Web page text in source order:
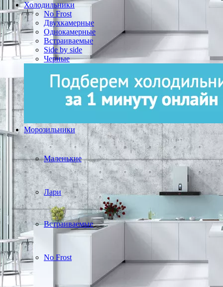
Холодильники
No Frost
Двухкамерные
Однокамерные
Встраиваемые
Side by side
Черные
Морозильники
Маленькие
Лари
Встраиваемые
No Frost